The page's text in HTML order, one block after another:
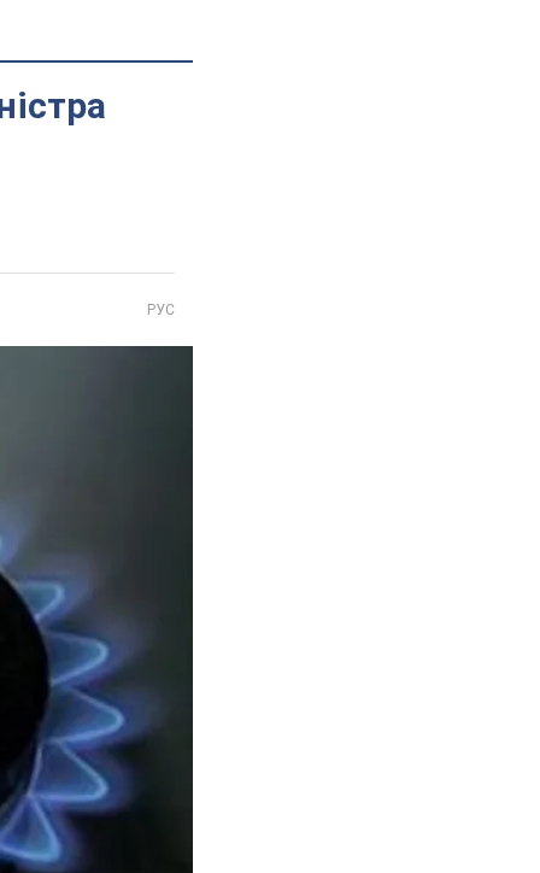
РУС